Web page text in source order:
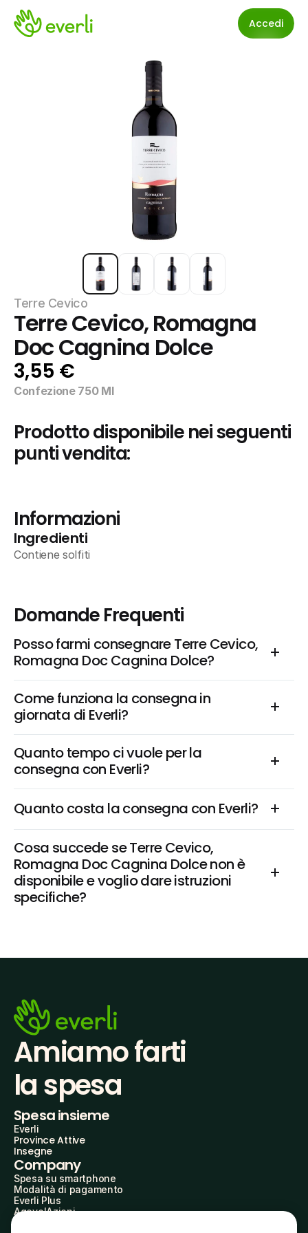
Accedi
Terre Cevico
Terre Cevico, Romagna
Doc Cagnina Dolce
3,55 €
Confezione 750 Ml
Prodotto disponibile nei seguenti
punti vendita:
Informazioni
Ingredienti
Contiene solfiti
Domande Frequenti
Posso farmi consegnare Terre Cevico,
Romagna Doc Cagnina Dolce?
Come funziona la consegna in
giornata di Everli?
Quanto tempo ci vuole per la
consegna con Everli?
Quanto costa la consegna con Everli?
Cosa succede se Terre Cevico,
Romagna Doc Cagnina Dolce non è
disponibile e voglio dare istruzioni
specifiche?
Amiamo farti
la spesa
Spesa insieme
Everli
Province Attive
Insegne
Company
Spesa su smartphone
Modalità di pagamento
Everli Plus
AgevolAzioni